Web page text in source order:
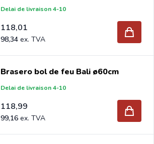
Delai de livraison 4-10
118,01
98,34
Brasero bol de feu Bali ø60cm
Delai de livraison 4-10
118,99
99,16